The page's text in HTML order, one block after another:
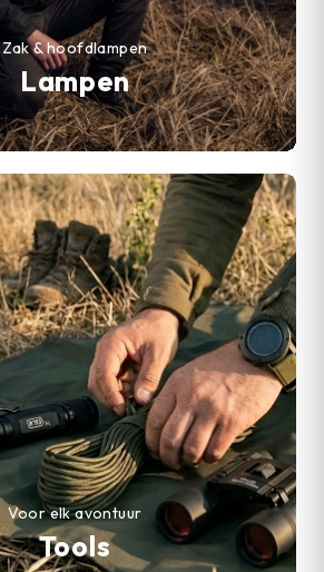
Lampen
Zak & hoofdlampen
Tools
Voor elk avontuur